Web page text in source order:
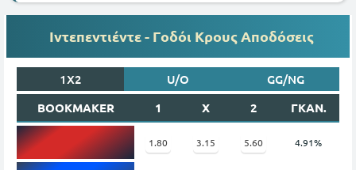
Ιντεπεντιέντε - Γοδόι Κρους Αποδόσεις
1X2 U/O
GG/NG
BOOKMAKER
1 X 2 ΓΚΑΝ.
1.80 3.15 5.60 4.91%